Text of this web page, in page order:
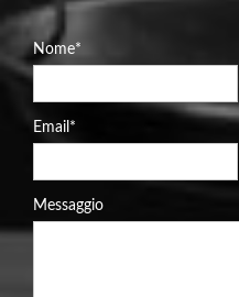
Nome*
Email *
Messaggio